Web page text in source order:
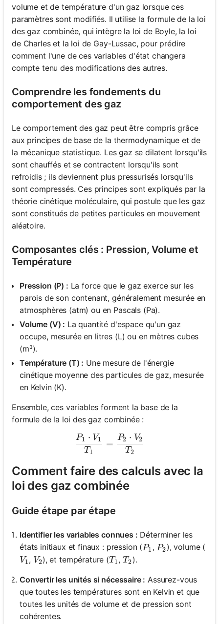
volume et de température d'un gaz lorsque ces
paramètres sont modifiés. Il utilise la formule de la loi
des gaz combinée, qui intègre la loi de Boyle, la loi
de Charles et la loi de Gay-Lussac, pour prédire
comment l'une de ces variables d'état changera
compte tenu des modifications des autres.
Comprendre les fondements du
comportement des gaz
Le comportement des gaz peut être compris grâce
aux principes de base de la thermodynamique et de
la mécanique statistique. Les gaz se dilatent lorsqu'ils
sont chauffés et se contractent lorsqu'ils sont
refroidis ; ils deviennent plus pressurisés lorsqu'ils
sont compressés. Ces principes sont expliqués par la
théorie cinétique moléculaire, qui postule que les gaz
sont constitués de petites particules en mouvement
aléatoire.
Composantes clés : Pression, Volume et
Température
Pression (P) : La force que le gaz exerce sur les
parois de son contenant, généralement mesurée en
atmosphères (atm) ou en Pascals (Pa).
Volume (V) : La quantité d'espace qu'un gaz
occupe, mesurée en litres (L) ou en mètres cubes
(m³).
Température (T) : Une mesure de l'énergie
cinétique moyenne des particules de gaz, mesurée
en Kelvin (K).
Ensemble, ces variables forment la base de la
formule de la loi des gaz combinée :
\frac{{P_1 \cdot
T1
P1 ⋅ V1 =
T2
P2 ⋅ V2
Comment faire des calculs avec la
loi des gaz combinée
Guide étape par étape
Identifier les variables connues : Déterminer les
états initiaux et finaux : pression (P_1
P1 , P_2
P2), volume (
V_1
V1, V_2
V2), et température (T_1
T1,T_2
T2).
Convertir les unités si nécessaire : Assurez-vous
que toutes les températures sont en Kelvin et que
toutes les unités de volume et de pression sont
cohérentes.